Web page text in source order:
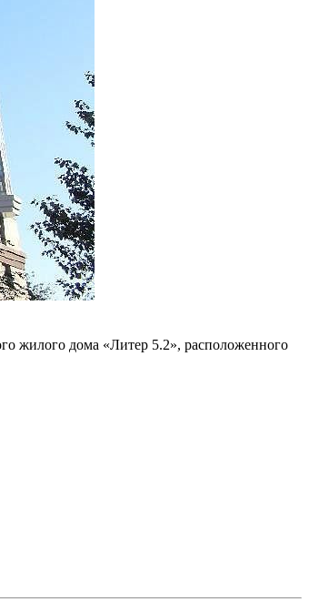
жилого дома «Литер 5.2», расположенного